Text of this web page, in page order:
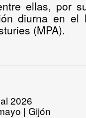
ellas, por
diurna en el
(MPA).
2026
| Gijón